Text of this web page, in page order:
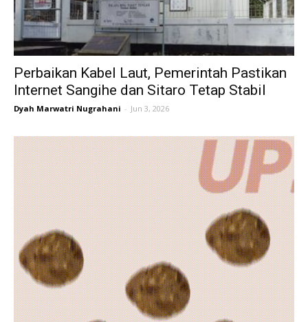
Perbaikan Kabel Laut, Pemerintah Pastikan
Internet Sangihe dan Sitaro Tetap Stabil
Dyah Marwatri Nugrahani - Jun 3, 2026